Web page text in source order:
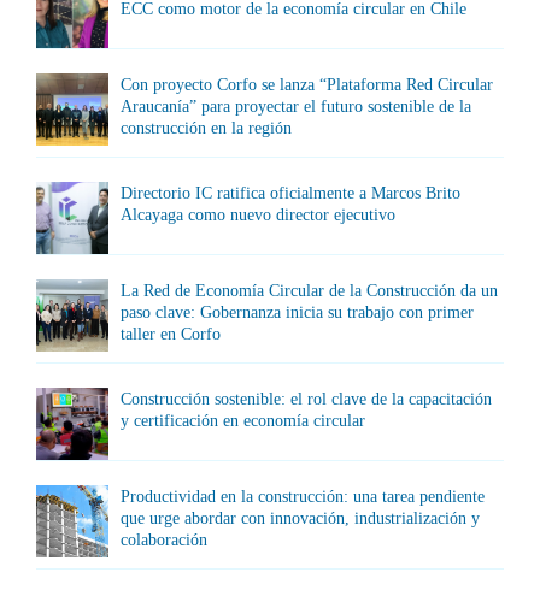
ECC como motor de la economía circular en Chile
Con proyecto Corfo se lanza “Plataforma Red Circular
Araucanía” para proyectar el futuro sostenible de la
construcción en la región
Directorio IC ratifica oficialmente a Marcos Brito
Alcayaga como nuevo director ejecutivo
La Red de Economía Circular de la Construcción da un
paso clave: Gobernanza inicia su trabajo con primer
taller en Corfo
Construcción sostenible: el rol clave de la capacitación
y certificación en economía circular
Productividad en la construcción: una tarea pendiente
que urge abordar con innovación, industrialización y
colaboración